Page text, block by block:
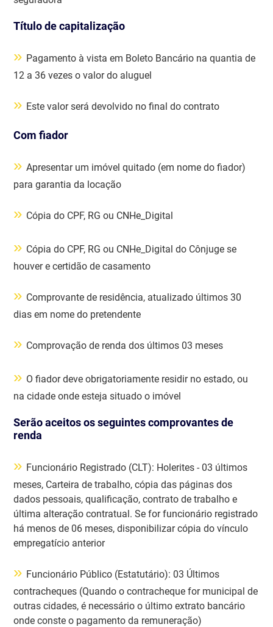
Título de capitalização
» Pagamento à vista em Boleto Bancário na quantia de
12 a 36 vezes o valor do aluguel
» Este valor será devolvido no final do contrato
Com fiador
»Apresentar um imóvel quitado (em nome do fiador)
para garantia da locação
» Cópia do CPF, RG ou CNHe_Digital
» Cópia do CPF, RG ou CNHe_Digital do Cônjuge se
houver e certidão de casamento
» Comprovante de residência, atualizado últimos 30
dias em nome do pretendente
» Comprovação de renda dos últimos 03 meses
» O fiador deve obrigatoriamente residir no estado, ou
na cidade onde esteja situado o imóvel
Serão aceitos os seguintes comprovantes de
renda
» Funcionário Registrado (CLT): Holerites - 03 últimos
meses, Carteira de trabalho, cópia das páginas dos
dados pessoais, qualificação, contrato de trabalho e
última alteração contratual. Se for funcionário registrado
há menos de 06 meses, disponibilizar cópia do vínculo
empregatício anterior
» Funcionário Público (Estatutário): 03 Últimos
contracheques (Quando o contracheque for municipal de
outras cidades, é necessário o último extrato bancário
onde conste o pagamento da remuneração)